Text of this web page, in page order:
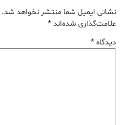
نشانی ایمیل شما منتشر نخواهد شد.
علامت‌گذاری شده‌اند*
دیدگاه*